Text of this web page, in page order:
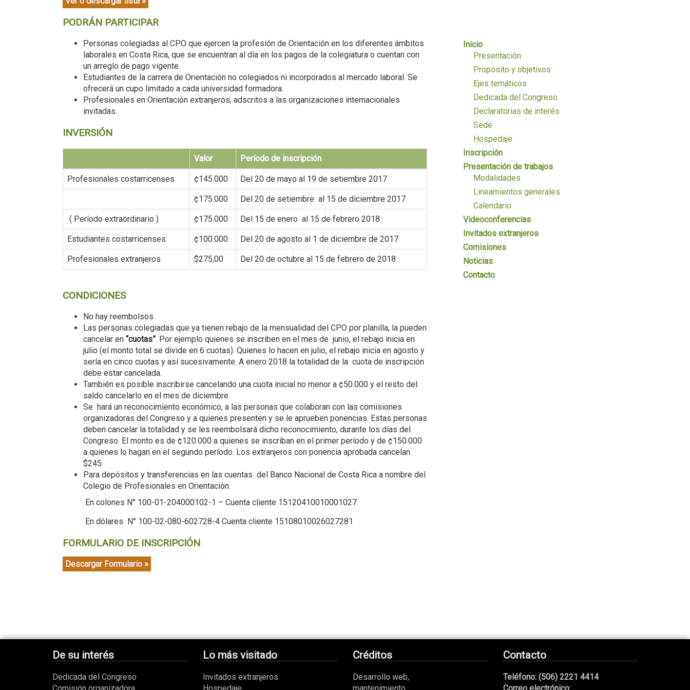
PODRÁN PARTICIPAR
Personas colegiadas al CPO que ejercen la profesión de Orientación en los diferentes ámbitos
laborales en Costa Rica, que se encuentran al día en los pagos de la colegiatura o cuentan con
un arreglo de pago vigente.
Estudiantes de la carrera de Orientación no colegiados ni incorporados al mercado laboral. Se
ofrecerá un cupo limitado a cada universidad formadora.
Profesionales en Orientación extranjeros, adscritos a las organizaciones internacionales
invitadas.
INVERSIÓN
Valor Período de inscripción
Profesionales costarricenses ¢145.000 Del 20 de mayo al 19 de setiembre 2017
¢175.000 Del 20 de setiembre al 15 de diciembre 2017
( Período extraordinario ) ¢175.000 Del 15 de enero al 15 de febrero 2018
Estudiantes costarricenses ¢100.000 Del 20 de agosto al 1 de diciembre de 2017
Profesionales extranjeros $275,00 Del 20 de octubre al 15 de febrero de 2018
CONDICIONES
No hay reembolsos
Las personas colegiadas que ya tienen rebajo de la mensualidad del CPO por planilla, la pueden
cancelar en “cuotas”. Por ejemplo quienes se inscriben en el mes de junio, el rebajo inicia en
julio (el monto total se divide en 6 cuotas). Quienes lo hacen en julio, el rebajo inicia en agosto y
sería en cinco cuotas y así sucesivamente. A enero 2018 la totalidad de la cuota de inscripción
debe estar cancelada.
También es posible inscribirse cancelando una cuota inicial no menor a ¢50.000 y el resto del
saldo cancelarlo en el mes de diciembre.
Se hará un reconocimiento económico, a las personas que colaboran con las comisiones
organizadoras del Congreso y a quienes presenten y se le aprueben ponencias. Estas personas
deben cancelar la totalidad y se les reembolsará dicho reconocimiento, durante los días del
Congreso. El monto es de ¢120.000 a quienes se inscriban en el primer período y de ¢150.000
a quienes lo hagan en el segundo período. Los extranjeros con ponencia aprobada cancelan
$245.
Para depósitos y transferencias en las cuentas del Banco Nacional de Costa Rica a nombre del
Colegio de Profesionales en Orientación:
En colones N° 100-01-204000102-1 – Cuenta cliente 15120410010001027.
En dólares N° 100-02-080-602728-4 Cuenta cliente 15108010026027281
FORMULARIO DE INSCRIPCIÓN
Descargar Formulario »
Inicio
Presentación
Propósito y objetivos
Ejes temáticos
Dedicada del Congreso
Declaratorias de interés
Sede
Hospedaje
Inscripción
Presentación de trabajos
Modalidades
Lineamientos generales
Calendario
Videoconferencias
Invitados extranjeros
Comisiones
Noticias
Contacto
De su interés
Dedicada del Congreso
Lo más visitado
Invitados extranjeros
Créditos
Desarrollo web,
Contacto
Teléfono:(506) 2221 4414